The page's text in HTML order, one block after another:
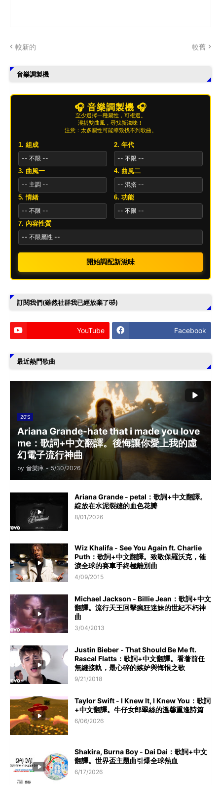
較新的 較舊
音樂調製機
🎧 音樂調製機 🎧
至少選擇一種屬性，可複選。
混搭雙曲風，尋找新滋味！
注意：太多屬性可能導致找不到歌曲。
1. 組成 2. 年代
3. 曲風一 4. 曲風二
5. 情緒 6. 功能
7. 內容性質
開始調配新滋味
訂閱我們(雖然社群我已經放棄了🤣)
YouTube Facebook
最近熱門歌曲
20'S
Ariana Grande-hate that i made you love
me：歌詞+中文翻譯。後悔讓你愛上我的虛
幻電子流行神曲
by 音樂庫 - 5/30/2026
Ariana Grande - petal：歌詞+中文翻譯。
綻放在水泥裂縫的血色花瓣
8/01/2026
Wiz Khalifa - See You Again ft. Charlie
Puth：歌詞+中文翻譯。致敬保羅沃克，催
淚全球的賽車手終極離別曲
4/09/2015
Michael Jackson - Billie Jean：歌詞+中文
翻譯。流行天王回擊瘋狂迷妹的世紀不朽神
曲
3/04/2013
Justin Bieber - That Should Be Me ft.
Rascal Flatts：歌詞+中文翻譯。看著前任
無縫接軌，最心碎的嫉妒與悔恨之歌
9/21/2018
Taylor Swift - I Knew It, I Knew You：歌詞
+中文翻譯。牛仔女郎翠絲的溫馨重逢詩篇
6/06/2026
Shakira, Burna Boy - Dai Dai：歌詞+中文
翻譯。世界盃主題曲引爆全球熱血
6/17/2026